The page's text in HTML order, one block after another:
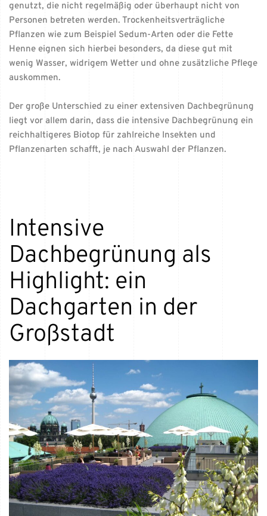
genutzt, die nicht regelmäßig oder überhaupt nicht von
Personen betreten werden. Trockenheitsverträgliche
Pflanzen wie zum Beispiel Sedum-Arten oder die Fette
Henne eignen sich hierbei besonders, da diese gut mit
wenig Wasser, widrigem Wetter und ohne zusätzliche Pflege
auskommen.
Der große Unterschied zu einer extensiven Dachbegrünung
liegt vor allem darin, dass die intensive Dachbegrünung ein
reichhaltigeres Biotop für zahlreiche Insekten und
Pflanzenarten schafft, je nach Auswahl der Pflanzen.
Intensive
Dachbegrünung als
Highlight: ein
Dachgarten in der
Großstadt